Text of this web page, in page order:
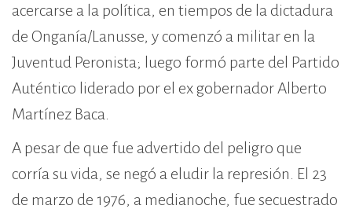
acercarse a la política, en tiempos de la dictadura
de Onganía/Lanusse, y comenzó a militar en la
Juventud Peronista; luego formó parte del Partido
Auténtico liderado por el ex gobernador Alberto
Martínez Baca.
A pesar de que fue advertido del peligro que
corría su vida, se negó a eludir la represión. El 23
de marzo de 1976, a medianoche, fue secuestrado